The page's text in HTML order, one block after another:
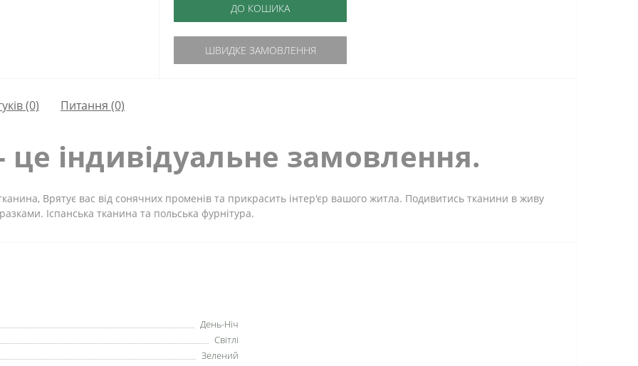
ДО КОШИКА
ШВИДКЕ ЗАМОВЛЕННЯ
(0) Питання (0)
це індивідуальне замовлення.
Врятує вас від сонячних променів та прикрасить інтер'єр вашого житла. Подивитись тканини в живу
Іспанська тканина та польська фурнітура.
День-Ніч
Світлі
Зелений